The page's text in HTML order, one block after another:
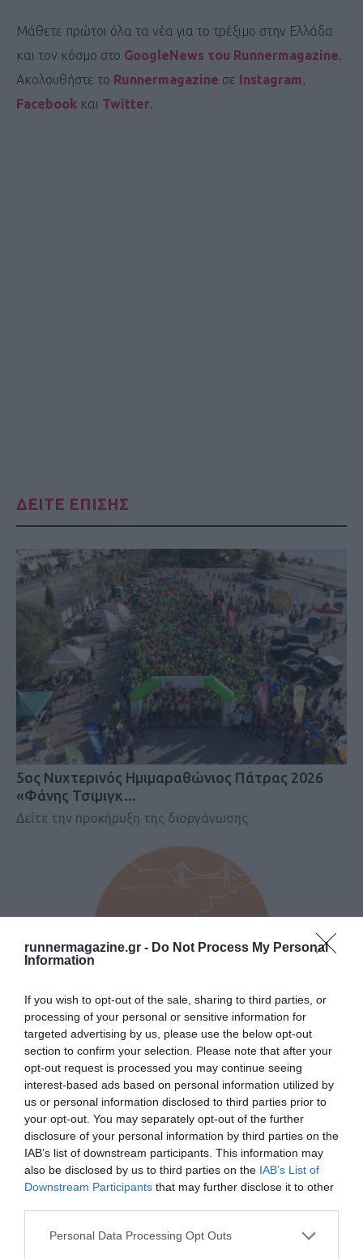
runnermagazine.gr - Do Not Process My Personal
Information
If you wish to opt-out of the sale, sharing to third parties, or
processing of your personal or sensitive information for
targeted advertising by us, please use the below opt-out
section to confirm your selection. Please note that after your
opt-out request is processed you may continue seeing
interest-based ads based on personal information utilized by
us or personal information disclosed to third parties prior to
your opt-out. You may separately opt-out of the further
disclosure of your personal information by third parties on the
IAB’s list of downstream participants. This information may
also be disclosed by us to third parties on the IAB’s List of
Downstream Participants that may further disclose it to other
Personal Data Processing Opt Outs
Μάθετε πρώτοι όλα τα νέα για το τρέξιμο στην Ελλάδα
και τον κόσμο στο GoogleNews του Runnermagazine.
Ακολουθήστε το Runnermagazine σε Instagram,
Facebook και Twitter.
ΔΕΙΤΕ ΕΠΙΣΗΣ
5ος Νυχτερινός Ημιμαραθώνιος Πάτρας 2026
«Φάνης Τσιμιγκ…
Δείτε την προκήρυξη της διοργάνωσης
Δρόμος Ελευθερίας 2026
Ανακοινώθηκε η ημερομηνία διεξαγωγής του αγώνα